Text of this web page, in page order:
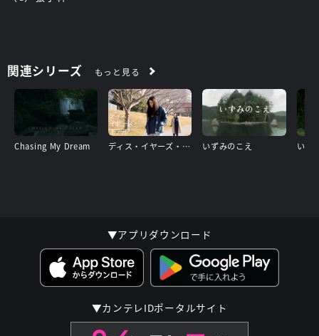
関連シリーズ もっと見る
Chasing My Dream ディス・イヤーズ・モデル いずみのこえ いう
▼アプリダウンロード
▼カンテレIDポータルサイト